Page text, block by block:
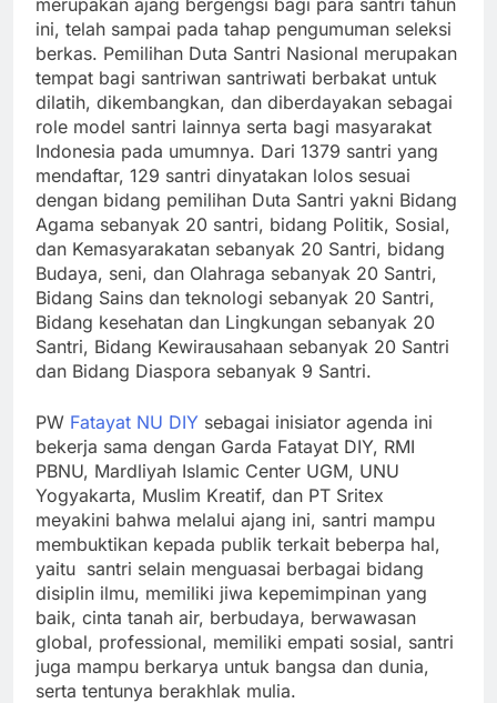
ini, telah sampai pada tahap pengumuman seleksi
berkas. Pemilihan Duta Santri Nasional merupakan
tempat bagi santriwan santriwati berbakat untuk
dilatih, dikembangkan, dan diberdayakan sebagai
role model santri lainnya serta bagi masyarakat
Indonesia pada umumnya. Dari 1379 santri yang
mendaftar, 129 santri dinyatakan lolos sesuai
dengan bidang pemilihan Duta Santri yakni Bidang
Agama sebanyak 20 santri, bidang Politik, Sosial,
dan Kemasyarakatan sebanyak 20 Santri, bidang
Budaya, seni, dan Olahraga sebanyak 20 Santri,
Bidang Sains dan teknologi sebanyak 20 Santri,
Bidang kesehatan dan Lingkungan sebanyak 20
Santri, Bidang Kewirausahaan sebanyak 20 Santri
dan Bidang Diaspora sebanyak 9 Santri.
PW Fatayat NU DIY sebagai inisiator agenda ini
bekerja sama dengan Garda Fatayat DIY, RMI
PBNU, Mardliyah Islamic Center UGM, UNU
Yogyakarta, Muslim Kreatif, dan PT Sritex
meyakini bahwa melalui ajang ini, santri mampu
membuktikan kepada publik terkait beberpa hal,
yaitu santri selain menguasai berbagai bidang
disiplin ilmu, memiliki jiwa kepemimpinan yang
baik, cinta tanah air, berbudaya, berwawasan
global, professional, memiliki empati sosial, santri
juga mampu berkarya untuk bangsa dan dunia,
serta tentunya berakhlak mulia.